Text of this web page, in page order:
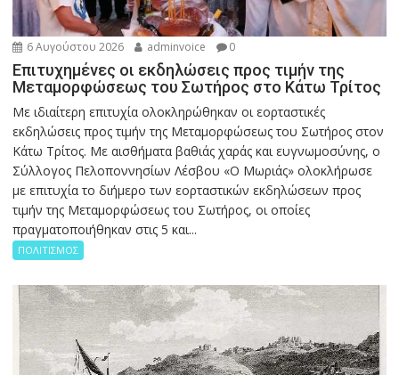
6 Αυγούστου 2026 adminvoice 0
Επιτυχημένες οι εκδηλώσεις προς τιμήν της
Μεταμορφώσεως του Σωτήρος στο Κάτω Τρίτος
Με ιδιαίτερη επιτυχία ολοκληρώθηκαν οι εορταστικές
εκδηλώσεις προς τιμήν της Μεταμορφώσεως του Σωτήρος στον
Κάτω Τρίτος. Με αισθήματα βαθιάς χαράς και ευγνωμοσύνης, ο
Σύλλογος Πελοποννησίων Λέσβου «Ο Μωριάς» ολοκλήρωσε
με επιτυχία το διήμερο των εορταστικών εκδηλώσεων προς
τιμήν της Μεταμορφώσεως του Σωτήρος, οι οποίες
πραγματοποιήθηκαν στις 5 και...
ΠΟΛΙΤΙΣΜΟΣ